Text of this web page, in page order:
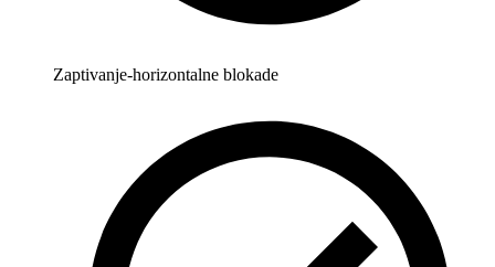
Zaptivanje-horizontalne blokade